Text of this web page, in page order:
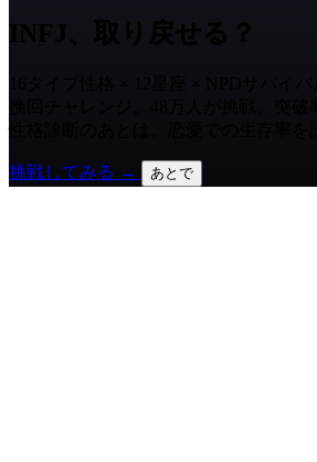
挑戦してみる → あとで